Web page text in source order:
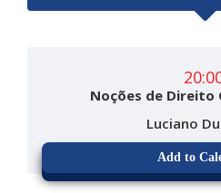
Noções de Direito
Luciano
Add to